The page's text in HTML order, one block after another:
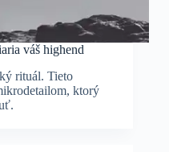
váš highend
rituál. Tieto
ktorý